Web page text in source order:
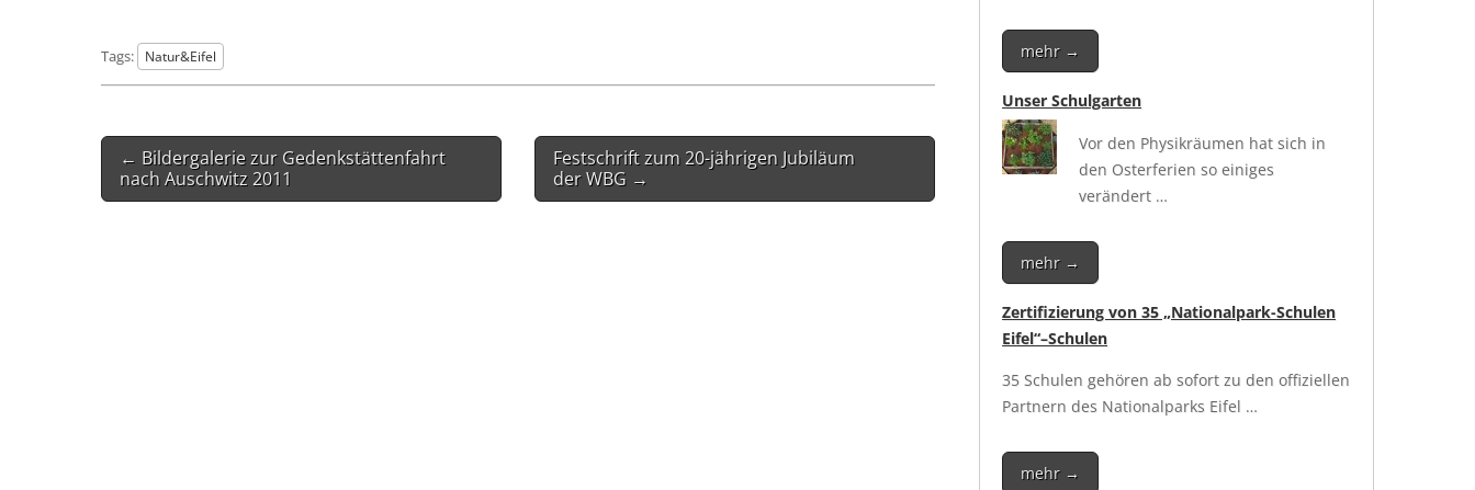
Tags: Natur&Eifel
Post
navigation
← Bildergalerie zur Gedenkstättenfahrt
nach Auschwitz 2011
Festschrift zum 20-jährigen Jubiläum
der WBG →
mehr →
Unser Schulgarten
Vor den Phy­sik­räu­men hat sich in
den Oster­fe­ri­en so eini­ges
verändert …
mehr →
Zertifizierung von 35 „Nationalpark-Schulen
Eifel“–Schulen
35 Schu­len gehö­ren ab sofort zu den offi­zi­el­len
Part­nern des Natio­nal­parks Eifel …
mehr →